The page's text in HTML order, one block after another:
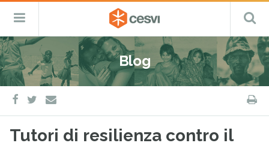
Salta
al
contenuto
CESVI
Fondazione
–
ETS
Cooperazione,
Emergenza
e
Sviluppo
Menu
Blog
facebook
twitter
e-
mail
Tutori di resilienza contro il